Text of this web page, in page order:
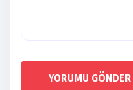
YORUMU GÖNDER